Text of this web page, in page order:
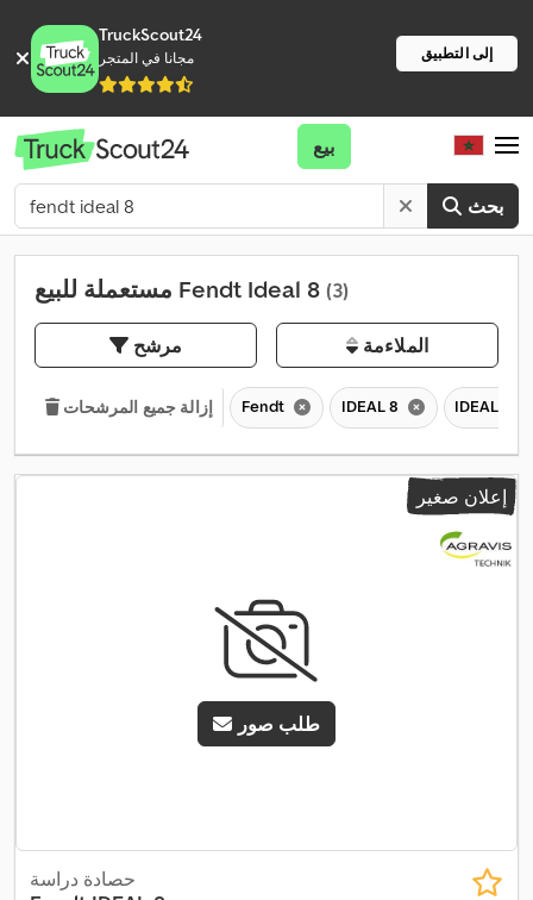
TruckScout24
مجانا في المتجر إلى التطبيق
بحث
بيع
مستعملة للبيع Fendt Ideal 8 (3)
مرشح الملاءمة
إزالة جميع المرشحات Fendt IDEAL 8 IDEAL
إعلان صغير
طلب صور
حصادة دراسة